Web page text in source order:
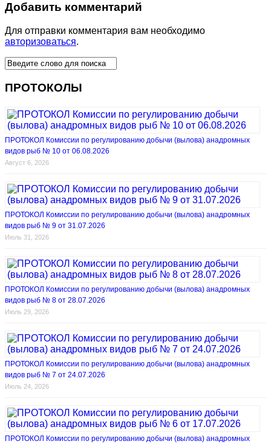
Добавить комментарий
Для отправки комментария вам необходимо
авторизоваться.
ПРОТОКОЛЫ
ПРОТОКОЛ Комиссии по регулированию добычи (вылова) анадромных
видов рыб № 10 от 06.08.2026
Август 6, 2026
ПРОТОКОЛ Комиссии по регулированию добычи (вылова) анадромных
видов рыб № 9 от 31.07.2026
Июль 31, 2026
ПРОТОКОЛ Комиссии по регулированию добычи (вылова) анадромных
видов рыб № 8 от 28.07.2026
Июль 29, 2026
ПРОТОКОЛ Комиссии по регулированию добычи (вылова) анадромных
видов рыб № 7 от 24.07.2026
Июль 24, 2026
ПРОТОКОЛ Комиссии по регулированию добычи (вылова) анадромных